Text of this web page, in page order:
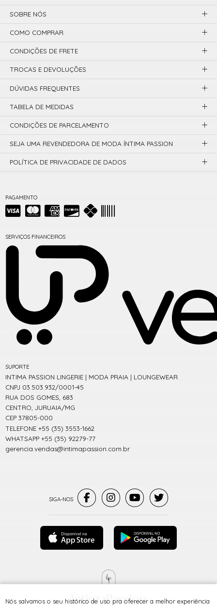
PAGAMENTO
SERVIÇOS FINANCEIROS
SUPORTE
INTIMA PASSION LINGERIE | MODA PRAIA | LOUNGEWEAR
CNPJ 03.503.932/0001-45
RUA DOS GOMES, 683
CENTRO, JURUAIA/MG
CEP 37805-000
TELEFONE +55 (35) 3553-1662
WHATSAPP +55 (35) 92279-77
gerencia.vendas@intimapassion.com.br
SOBRE NÓS
COMO COMPRAR
CONDIÇÕES DE FRETE
TROCAS E DEVOLUÇÕES
DÚVIDAS FREQUENTES
TABELA DE MEDIDAS
CONDIÇÕES DE PARCELAMENTO
SEJA UMA REVENDEDORA DE MODA ÍNTIMA PASSION
POLÍTICA DE PRIVACIDADE DE DADOS
Nós salvamos o seu histórico de uso pra oferecer a melhor experiência